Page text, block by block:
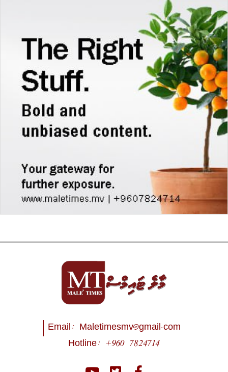
Email:Maletimesmv@gmail.com
Hotline: +960 7824714